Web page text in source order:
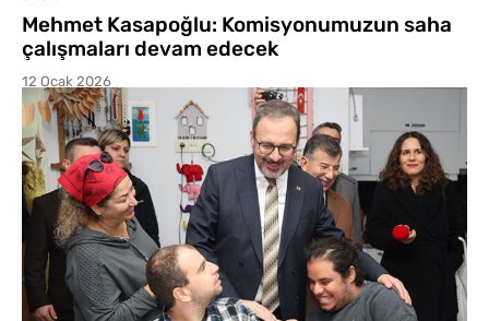
Mehmet Kasapoğlu: Komisyonumuzun saha
çalışmaları devam edecek
12 Ocak 2026